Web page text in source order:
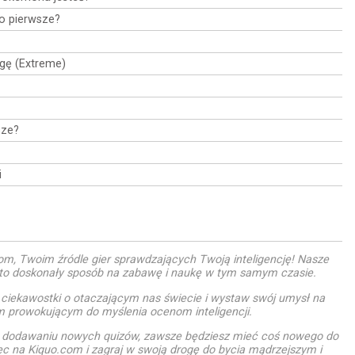
pierwsze?
(Extreme)
Twoim źródle gier sprawdzających Twoją inteligencję! Nasze
doskonały sposób na zabawę i naukę w tym samym czasie.
o otaczającym nas świecie i wystaw swój umysł na
prowokującym do myślenia ocenom inteligencji.
nowych quizów, zawsze będziesz mieć coś nowego do
na Kiquo.com i zagraj w swoją drogę do bycia mądrzejszym i